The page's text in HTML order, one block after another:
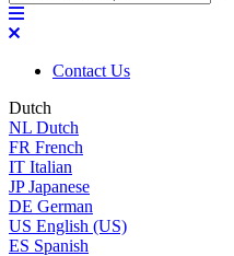
Contact Us
Dutch
NL Dutch
FR French
IT Italian
JP Japanese
DE German
US English (US)
ES Spanish